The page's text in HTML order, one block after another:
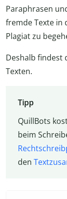
Paraphrasen
fremde Texte in
Plagiat zu
Deshalb findest
Texten.
Tipp
QuillBots
beim
den